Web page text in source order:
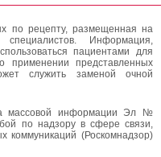
по рецепту, размещенная на
Информация,
пациентами для
применении представленных
служить заменой очной
массовой информации Эл №
по надзору в сфере связи,
коммуникаций (Роскомнадзор)